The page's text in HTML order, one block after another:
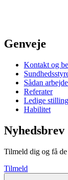
Genveje
Kontakt og
Sådan
Referater
Ledige
Habilitet
Nyhedsbrev
Tilmeld dig og få
Tilmeld